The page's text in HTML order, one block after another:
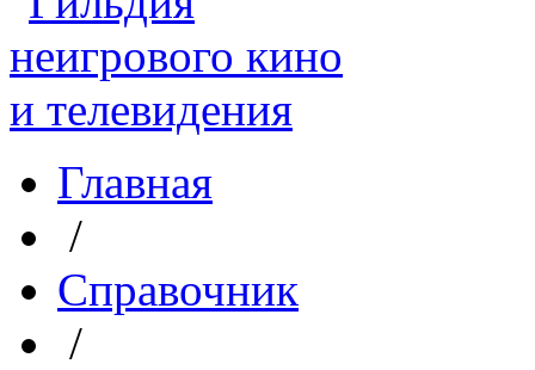
Главная
/
Справочник
/